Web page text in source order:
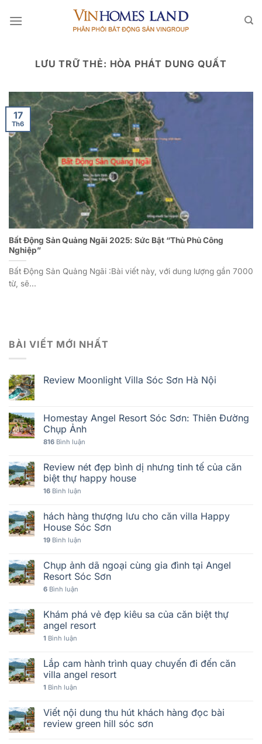
qua
LƯU TRỮ THẺ: HÒA PHÁT DUNG QUẤT
Bất Động Sản Quảng Ngãi 2025: Sức Bật “Thủ Phủ Công
Nghiệp”
Bất Động Sản Quảng Ngãi :Bài viết này, với dung lượng gần 7000
từ, sẽ...
17
Th6
BÀI VIẾT MỚI NHẤT
Review Moonlight Villa Sóc Sơn Hà Nội
Homestay Angel Resort Sóc Sơn: Thiên Đường
Chụp Ảnh
816 Bình luận
Review nét đẹp bình dị nhưng tinh tế của căn
biệt thự happy house
16 Bình luận
hách hàng thượng lưu cho căn villa Happy
House Sóc Sơn
19 Bình luận
Chụp ảnh dã ngoại cùng gia đình tại Angel
Resort Sóc Sơn
6 Bình luận
Khám phá vẻ đẹp kiêu sa của căn biệt thự
angel resort
1 Bình luận
Lắp cam hành trình quay chuyến đi đến căn
villa angel resort
1 Bình luận
Viết nội dung thu hút khách hàng đọc bài
review green hill sóc sơn